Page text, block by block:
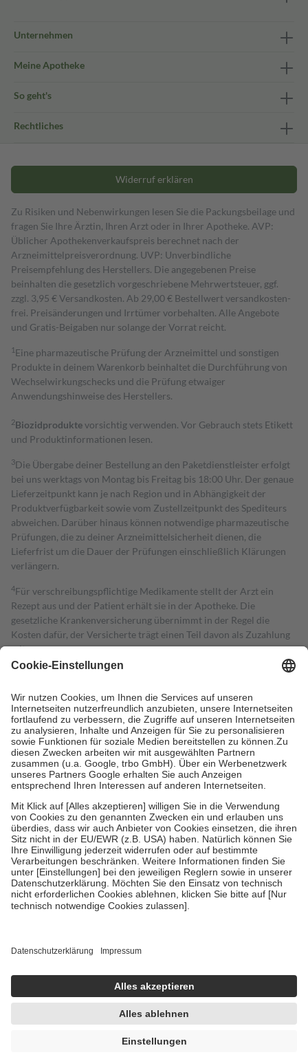
Unternehmen
Meine Apotheke
So geht's
Rechtliches
Widerruf erklären
Zu Risiken und Nebenwirkungen lesen Sie die Packungsbeilage und
fragen Sie Ihre Ärztin, Ihren Arzt oder in Ihrer Apotheke. AVP:
Üblicher Apothekenverkaufspreis berechnet nach der
Arzneimittelpreisverordnung. UVP: Unverbindliche
Preisempfehlung des Herstellers. Die angegebenen Preise
beinhalten die gesetzlich vorgeschriebene Mehrwertsteuer, ggf.
zzgl. 3,95 € Versandkosten. Ab 29,00 € Bestell­wert versand­kosten­
frei. Preisänderungen und Irrtümer vorbehalten. Alle Angebote
und Gratis-Beigaben nur solange der Vorrat reicht.
1 Eine pharmazeutische Prüfung der Arzneimittel und sonstigen
Produkte in deinem Warenkorb beinhaltet die Durchführung von
Wechselwirkungschecks und die Prüfung etwaiger
Anwendungshinweise des Herstellers.
2Biozidproduktevorsichtig verwenden. Vor Gebrauch stets Etikett
und Produktinformationen lesen.
3Die Übergabe deiner Bestellung an den Paketdienstleister erfolgt
bei uns werktags von Montag bis Freitag bis 18:00 Uhr. Der genaue
Lieferzeitpunkt kann je nach Region und in Abhängigkeit der
Produktverfügbarkeit sowie vom Zustellzeitpunkt des Spediteurs
abweichen. Darüber hinaus können notwendige pharmazeutische
Prüfungen, die zu deiner Arzneimittelsicherheit dienen, die
Lieferfrist um die Dauer der Prüfungen einschließlich Klärungen
verlängern.
4Für verschreibungspflichtige Medikamente stellt der Arzt ein
Rezept aus und der Patient erhält sie in der Apotheke. Die
gesetzliche Krankenversicherung übernimmt in der Regel die
Kosten dafür, der Versicherte trägt einen Teil davon als Zuzahlung
mit.
Grundsätzlich leisten Mitglieder Zuzahlungen in Höhe von zehn
höchstens zehn Euro.
Es sind jedoch nie mehr als die tatsächlichen
Kosten der Leistung zu entrichten.
Diese Regeln gelten grundsätzlich auch für Online-Apotheken.
Bei Heilmitteln und häuslicher Krankenpflege beträgt die
Zuzahlung zehn Prozent der Kosten sowie zehn Euro je
Verordnung.
Um das Engagement der Versicherten für ihre eigene Gesundheit zu
stärken und die besondere Stellung der Familie zu unterstützen,
fallenkeine Zuzahlungenan bei:
• Kindern und Jugendlichen bis zum vollendeten 18. Lebensjahr
mit Ausnahme der Fahrkosten
• Untersuchungen zur Vorsorge und Früherkennung, die von der
GKV getragen werden
• empfohlenen Schutzimpfungen
• Harn- und Blutteststreifen
getroffen, um sicherzustellen, dass es sich um echte Bewertungen
https://help.etrusted.com/hc/de/articles/4419944605341
Einige Bilder und Inhalte wurden unter Zuhilfenahme künstlicher